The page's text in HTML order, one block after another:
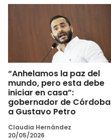
“Anhelamos la paz del
mundo, pero esta debe
iniciar en casa”:
gobernador de Córdoba
a Gustavo Petro
Claudia Hernández
20/05/2026